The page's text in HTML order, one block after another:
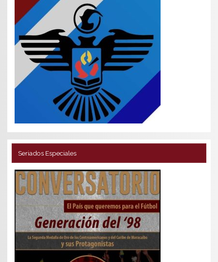
Seriados Especiales